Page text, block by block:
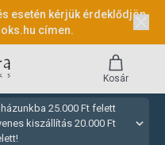
esetén kérjük érdeklődjön
címen.
25.000 Ft felett
kiszállítás 20.000 Ft
Kosár